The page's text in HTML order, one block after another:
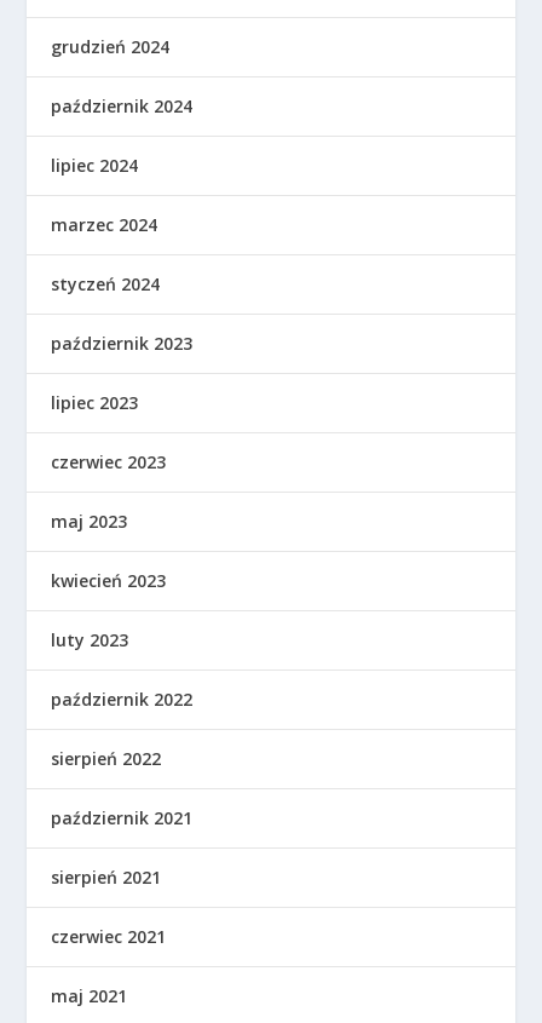
grudzień 2024
październik 2024
lipiec 2024
marzec 2024
styczeń 2024
październik 2023
lipiec 2023
czerwiec 2023
maj 2023
kwiecień 2023
luty 2023
październik 2022
sierpień 2022
październik 2021
sierpień 2021
czerwiec 2021
maj 2021